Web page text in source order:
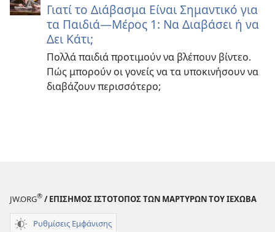
Γιατί το Διάβασμα Είναι Σημαντικό για
τα Παιδιά—Μέρος 1: Να Διαβάσει ή να
Δει Κάτι;
Πολλά παιδιά προτιμούν να βλέπουν βίντεο.
Πώς μπορούν οι γονείς να τα υποκινήσουν να
διαβάζουν περισσότερο;
JW.ORG® / ΕΠΙΣΗΜΟΣ ΙΣΤΟΤΟΠΟΣ ΤΩΝ ΜΑΡΤΥΡΩΝ ΤΟΥ ΙΕΧΩΒΑ
Ρυθμίσεις Εμφάνισης